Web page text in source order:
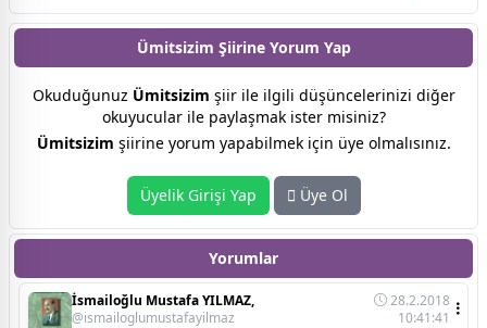
Ümitsizim Şiirine Yorum Yap
Okuduğunuz Ümitsizim şiir ile ilgili düşüncelerinizi diğer
okuyucular ile paylaşmak ister misiniz?
Ümitsizim şiirine yorum yapabilmek için üye olmalısınız.
Üyelik Girişi Yap Üye Ol
Yorumlar
İsmailoğlu Mustafa YILMAZ,
@ismailoglumustafayilmaz
28.2.2018
10:41:41